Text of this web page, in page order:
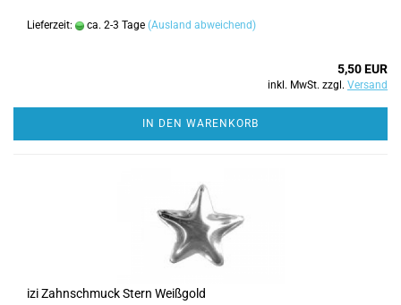
Lieferzeit: ca. 2-3 Tage (Ausland abweichend)
5,50 EUR
inkl. MwSt. zzgl. Versand
IN DEN WARENKORB
izi Zahnschmuck Stern Weißgold